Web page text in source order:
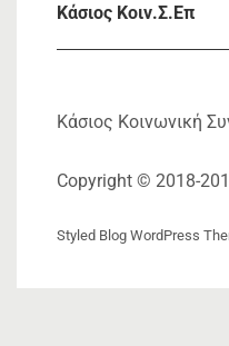
Κάσιος Κοιν.Σ.Επ
Κάσιος Κοινωνική
Copyright © 2018-
Styled Blog WordPress